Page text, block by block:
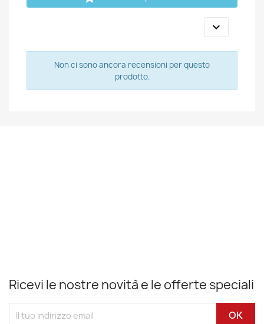

Non ci sono ancora recensioni per questo
prodotto.
Ricevi le nostre novità e le offerte speciali